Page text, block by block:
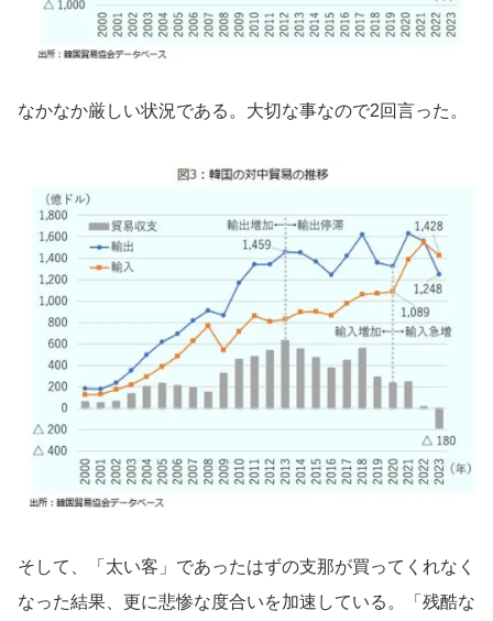
なかなか厳しい状況である。大切な事なので2回言った。
そして、「太い客」であったはずの支那が買ってくれなく
なった結果、更に悲惨な度合いを加速している。「残酷な